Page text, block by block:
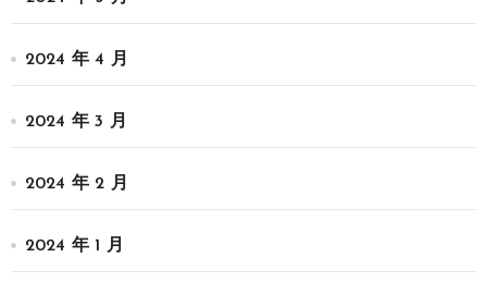
2024 年 4 月
2024 年 3 月
2024 年 2 月
2024 年 1 月